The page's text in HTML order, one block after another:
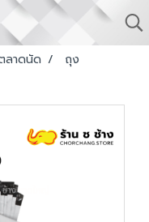
าดนัด
ถุง